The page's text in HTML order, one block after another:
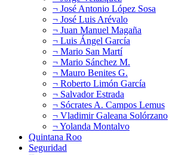
¬ José Antonio López Sosa
¬ José Luis Arévalo
¬ Juan Manuel Magaña
¬ Luis Ángel García
¬ Mario San Martí
¬ Mario Sánchez M.
¬ Mauro Benites G.
¬ Roberto Limón García
¬ Salvador Estrada
¬ Sócrates A. Campos Lemus
¬ Vladimir Galeana Solórzano
¬ Yolanda Montalvo
Quintana Roo
Seguridad